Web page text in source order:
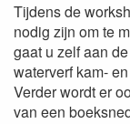
Tijdens de
nodig zijn om te
gaat u zelf aan
waterverf kam-
Verder wordt er
van een